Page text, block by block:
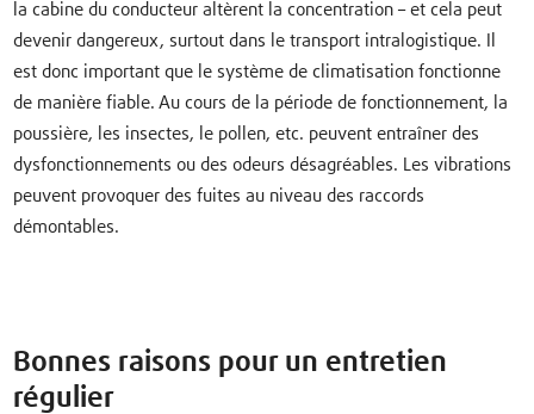
la cabine du conducteur altèrent la concentration – et cela peut
devenir dangereux, surtout dans le transport intralogistique. Il
est donc important que le système de climatisation fonctionne
de manière fiable. Au cours de la période de fonctionnement, la
poussière, les insectes, le pollen, etc. peuvent entraîner des
dysfonctionnements ou des odeurs désagréables. Les vibrations
peuvent provoquer des fuites au niveau des raccords
démontables.
Bonnes raisons pour un entretien
régulier